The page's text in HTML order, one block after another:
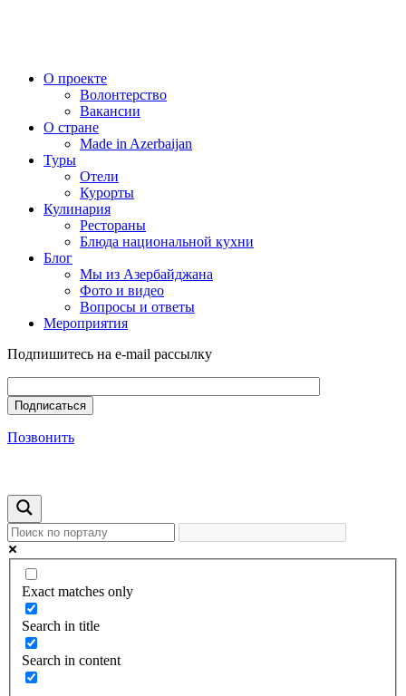
О проекте
Волонтерство
Вакансии
О стране
Made in Azerbaijan
Туры
Отели
Курорты
Кулинария
Рестораны
Блюда национальной кухни
Блог
Мы из Азербайджана
Фото и видео
Вопросы и ответы
Мероприятия
Подпишитесь на e-mail рассылку
Позвонить
Exact matches only
Search in title
Search in content